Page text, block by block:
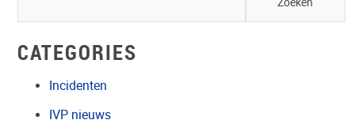
CATEGORIES
Incidenten
IVP nieuws